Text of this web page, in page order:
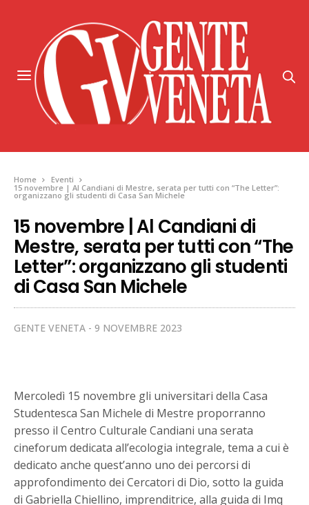
Home
Eventi
15 novembre | Al Candiani di Mestre, serata per tutti con “The Letter”:
organizzano gli studenti di Casa San Michele
15 novembre | Al Candiani di
Mestre, serata per tutti con “The
Letter”: organizzano gli studenti
di Casa San Michele
GENTE VENETA 9 NOVEMBRE 2023
Mercoledì 15 novembre gli universitari della Casa
Studentesca San Michele di Mestre proporranno
presso il Centro Culturale Candiani una serata
cineforum dedicata all’ecologia integrale, tema a cui è
dedicato anche quest’anno uno dei percorsi di
approfondimento dei Cercatori di Dio, sotto la guida
di Gabriella Chiellino, imprenditrice, alla guida di Imq